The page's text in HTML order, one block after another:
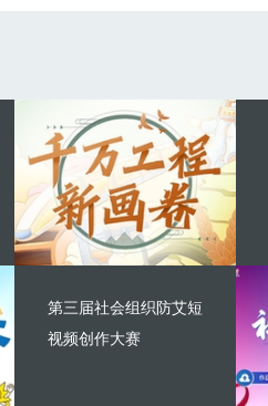
第三届社会组织防艾短
视频创作大赛